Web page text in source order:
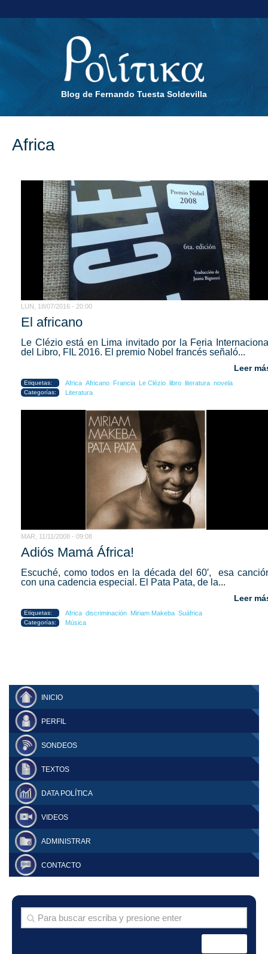
Blog de Fernando Tuesta Soldevilla
Africa
LUN, 18/07/2016 - 20:00
El africano
Le Clézio está en Lima invitado por la Feria
del Libro, FIL 2016. El premio Nobel francés señaló...
Leer
Etiquetas: Africa Africano Francia Le Clézio libro literatura novela
Categorías: Literatura
MAR, 11/11/2008 - 09:08
Adiós Mamá África!
Escuché, como todos en la década del 60′, esa
con una cadencia especial. El Pata Pata, de la...
Leer
Etiquetas: Africa discriminación Miriam Makeba Suáfrica
Categorías: Música
INICIO
PERFIL
SONDEOS
TEXTOS
DATA POLÍTICA
VIDEOS
ADMINISTRAR
CONTACTO